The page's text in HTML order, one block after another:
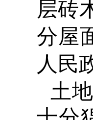
层砖
分屋
人民
土